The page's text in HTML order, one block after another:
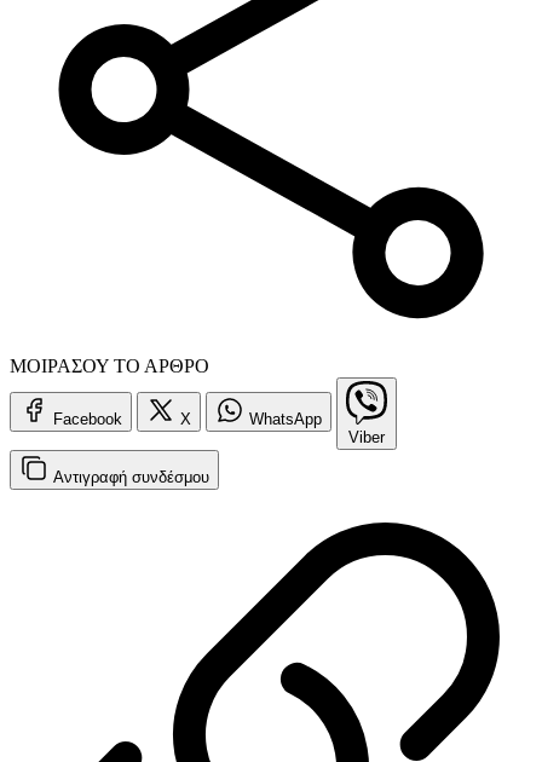
ΜΟΙΡΑΣΟΥ ΤΟ ΑΡΘΡΟ
Facebook X
WhatsApp
Viber
Αντιγραφή συνδέσμου